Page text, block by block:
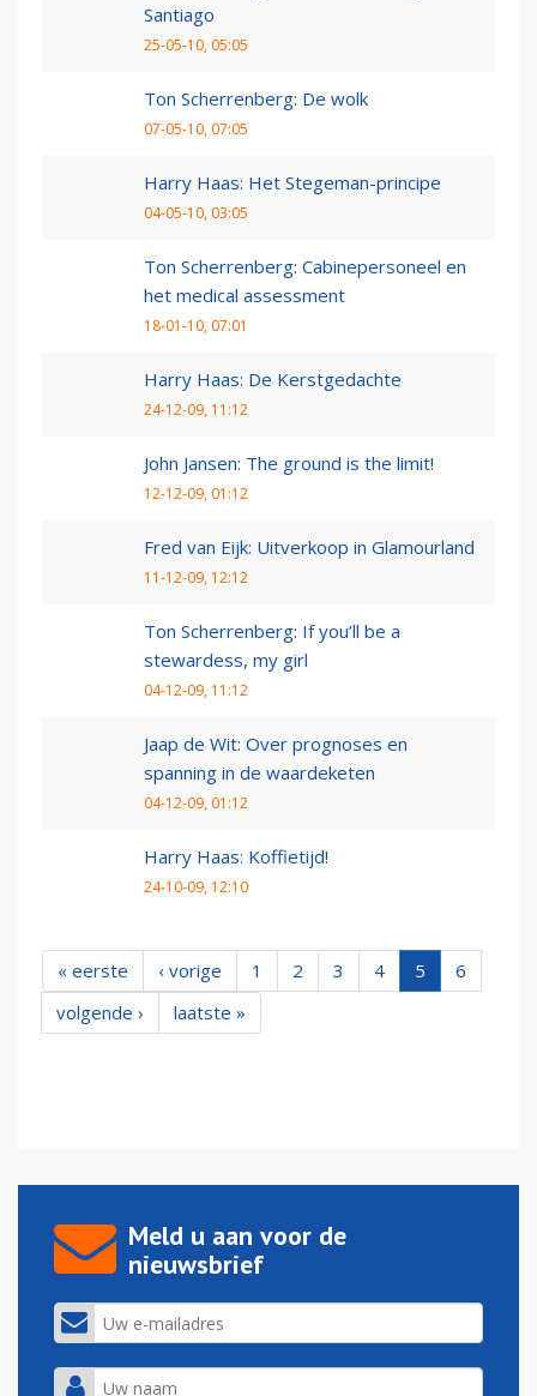
Santiago
25-05-10, 05:05
Ton Scherrenberg: De wolk
07-05-10, 07:05
Harry Haas: Het Stegeman-principe
04-05-10, 03:05
Ton Scherrenberg: Cabinepersoneel en
het medical assessment
18-01-10, 07:01
Harry Haas: De Kerstgedachte
24-12-09, 11:12
John Jansen: The ground is the limit!
12-12-09, 01:12
Fred van Eijk: Uitverkoop in Glamourland
11-12-09, 12:12
Ton Scherrenberg: If you’ll be a
stewardess, my girl
04-12-09, 11:12
Jaap de Wit: Over prognoses en
spanning in de waardeketen
04-12-09, 01:12
Harry Haas: Koffietijd!
24-10-09, 12:10
« eerste ‹ vorige 1 2 3 4 5
6
volgende ›
laatste »
Meld u aan voor de
nieuwsbrief